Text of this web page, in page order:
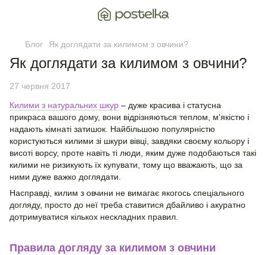
Блог Як доглядати за килимом з овчини?
Як доглядати за килимом з овчини?
27 червня 2017
Килими з натуральних шкур – дуже красива і статусна
прикраса вашого дому, вони відрізняються теплом, м'якістю і
надають кімнаті затишок. Найбільшою популярністю
користуються килими зі шкури вівці, завдяки своєму кольору і
висоті ворсу, проте навіть ті люди, яким дуже подобаються такі
килими не ризикують їх купувати, тому що вважають, що за
ними дуже важко доглядати.
Насправді, килим з овчини не вимагає якогось спеціального
догляду, просто до неї треба ставитися дбайливо і акуратно
дотримуватися кількох нескладних правил.
Правила догляду за килимом з овчини